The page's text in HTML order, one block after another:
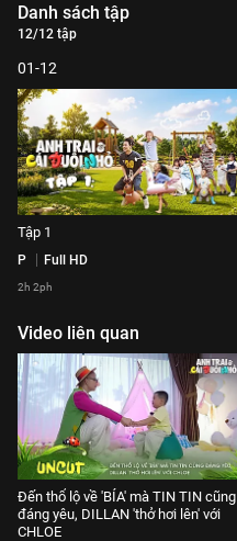
Danh sách tập
12/12 tập
01-12
Tập 1
P Full HD
2h 2ph
Video liên quan
Đến thổ lộ về 'BÍA' mà TIN TIN cũng
đáng yêu, DILLAN 'thở hơi lên' với
CHLOE